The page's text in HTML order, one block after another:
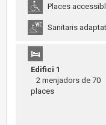
Places
Sanitaris
Edifici 1
2 menjadors de 70
places